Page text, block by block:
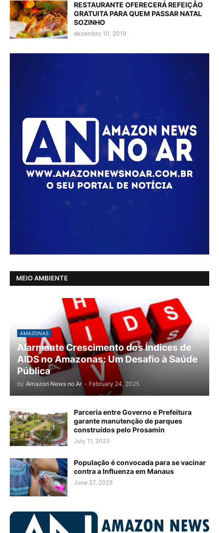
RESTAURANTE OFERECERÁ REFEIÇÃO
GRATUITA PARA QUEM PASSAR NATAL
SOZINHO
dezembro 10, 2019
MEIO AMBIENTE
AMAZONAS
Alarmante Crescimento dos Índices de
AIDS no Amazonas: Um Desafio à Saúde
Pública
by Amazon News no Ar - February 24, 2025
Parceria entre Governo e Prefeitura
garante manutenção de parques
construídos pelo Prosamin
July 11, 2023
População é convocada para se vacinar
contra a Influenza em Manaus
June 27, 2023